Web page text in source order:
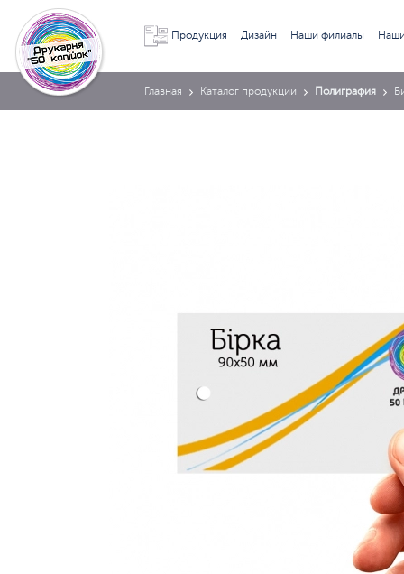
Продукция Дизайн Наши филиалы
Главная Каталог продукции Полиграфия